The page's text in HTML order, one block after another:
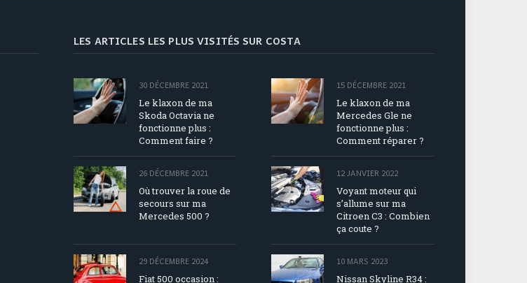
LES ARTICLES LES PLUS VISITÉS SUR COSTA
30 DÉCEMBRE 2021
Le klaxon de ma
Skoda Octavia ne
fonctionne plus :
Comment faire ?
15 DÉCEMBRE 2021
Le klaxon de ma
Mercedes Gle ne
fonctionne plus :
Comment réparer ?
26 DÉCEMBRE 2021
Où trouver la roue de
secours sur ma
Mercedes 500 ?
12 JANVIER 2022
Voyant moteur qui
s’allume sur ma
Citroen C3 : Combien
ça coute ?
29 DÉCEMBRE 2024
Fiat 500 occasion :
10 MARS 2023
Nissan Skyline R34 :